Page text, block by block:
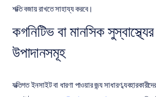
শক্তি বজায় রাখতে সাহায্য করবে।
কগনিটিভ বা মানসিক
উপাদানসমূহ
ব্যক্তিগত ইনসাইট বা ধারণা পাওয়ার জন্য সাধারণ